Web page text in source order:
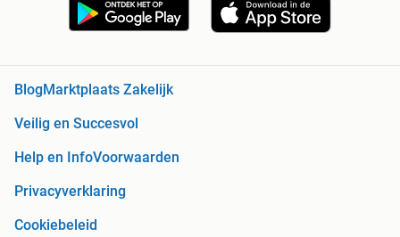
BlogMarktplaats Zakelijk
Veilig en Succesvol
Help en InfoVoorwaarden
Privacyverklaring
Cookiebeleid